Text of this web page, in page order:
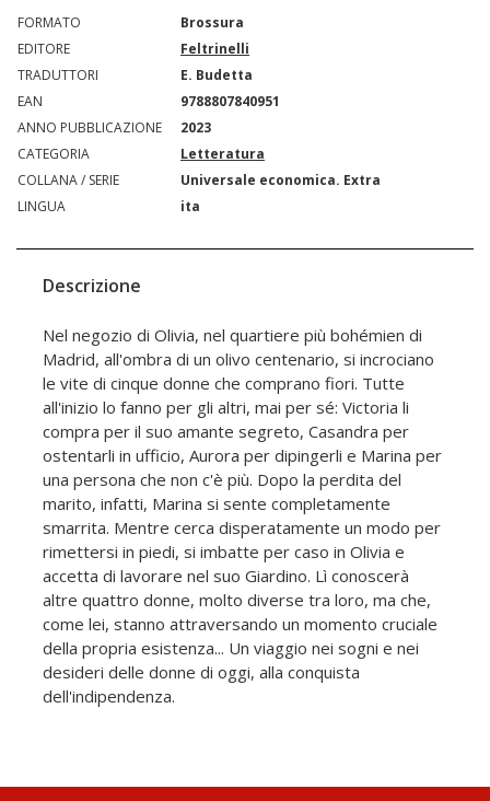
FORMATO
Brossura
EDITORE
Feltrinelli
TRADUTTORI
E. Budetta
EAN
9788807840951
ANNO PUBBLICAZIONE
2023
CATEGORIA
Letteratura
COLLANA / SERIE
Universale economica. Extra
LINGUA
ita
Descrizione
Nel negozio di Olivia, nel quartiere più bohémien di
Madrid, all'ombra di un olivo centenario, si incrociano
le vite di cinque donne che comprano fiori. Tutte
all'inizio lo fanno per gli altri, mai per sé: Victoria li
compra per il suo amante segreto, Casandra per
ostentarli in ufficio, Aurora per dipingerli e Marina per
una persona che non c'è più. Dopo la perdita del
marito, infatti, Marina si sente completamente
smarrita. Mentre cerca disperatamente un modo per
rimettersi in piedi, si imbatte per caso in Olivia e
accetta di lavorare nel suo Giardino. Lì conoscerà
altre quattro donne, molto diverse tra loro, ma che,
come lei, stanno attraversando un momento cruciale
della propria esistenza... Un viaggio nei sogni e nei
desideri delle donne di oggi, alla conquista
dell'indipendenza.